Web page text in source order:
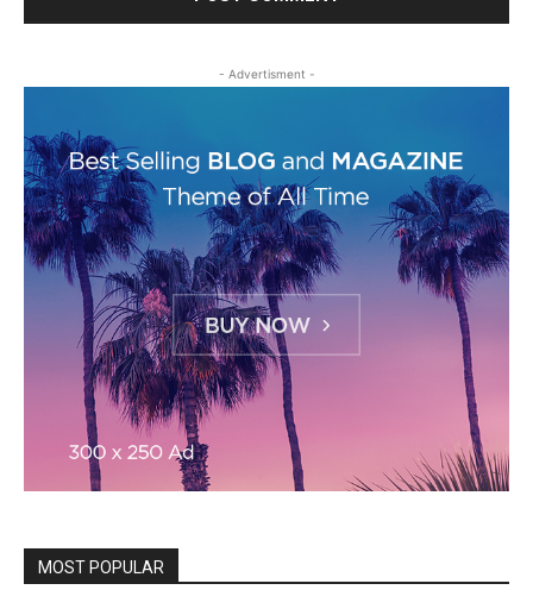
- Advertisment -
MOST POPULAR